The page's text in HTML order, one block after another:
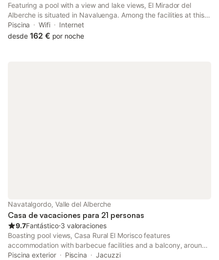
Featuring a pool with a view and lake views, El Mirador del
Alberche is situated in Navaluenga. Among the facilities at this
property are full-day security and private check-in and check-
out, along with free WiFi throughout the property.
Piscina Wifi
Internet
desde 162 € por noche
Navatalgordo, Valle del Alberche
Casa de vacaciones para 21 personas
9.7Fantástico⋅3 valoraciones
Boasting pool views, Casa Rural El Morisco features
accommodation with barbecue facilities and a balcony, around
41 km from Torreón de los Guzmanes. This holiday home
Piscina exterior Piscina
Jacuzzi